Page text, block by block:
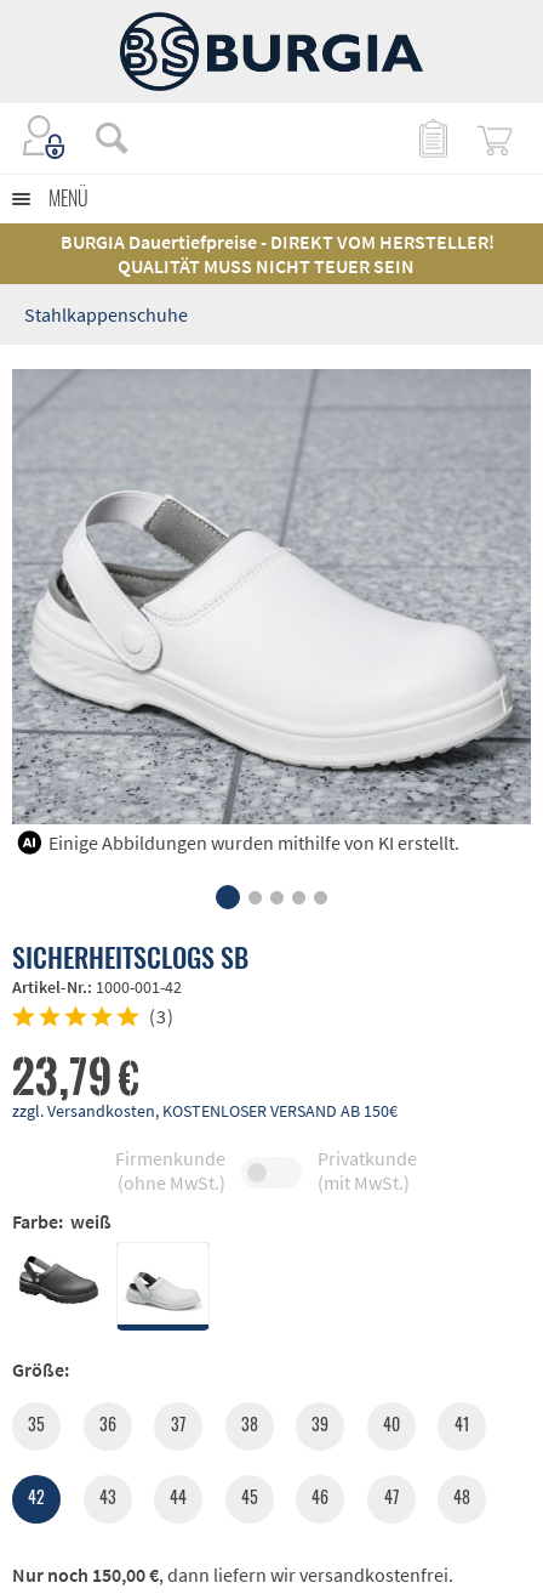
MENÜ
BURGIA Dauertiefpreise - DIREKT VOM HERSTELLER!
QUALITÄT MUSS NICHT TEUER SEIN
Stahlkappenschuhe
Einige Abbildungen wurden mithilfe von KI erstellt.
SICHERHEITSCLOGS SB
Artikel-Nr.: 1000-001-42
(3)
23,79 €
zzgl. Versandkosten, KOSTENLOSER VERSAND AB 150€
Firmenkunde
(ohne MwSt.)
Privatkunde
(mit MwSt.)
Farbe: weiß
Größe:
35 36 37 38 39 40 41
42 43 44 45 46 47 48
Nur noch 150,00 €, dann liefern wir versandkostenfrei.